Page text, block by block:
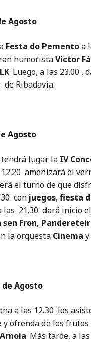
Agosto
Festa do Pementoa
humoristaVíctor
. Luego, a las 23.00 ,
de Ribadavia.
Agosto
lugar la IV
amenizará el
el turno de que
con juegos, fiesta
las 21.30 dará inicio el
sen Fron,
la orquesta Cinema
de Agosto
a las 12.30 los
y ofrenda de los
. Más tarde, a